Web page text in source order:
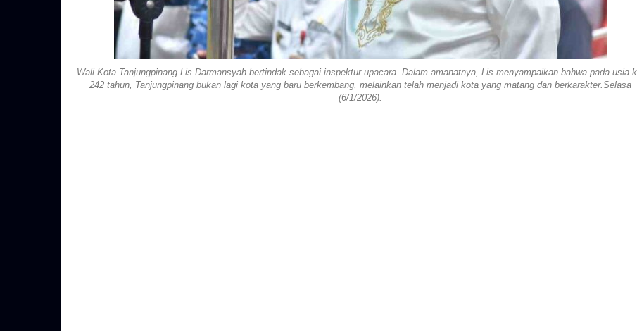
Wali Kota Tanjungpinang Lis Darmansyah bertindak sebagai inspektur upacara. Dalam amanatnya, Lis menyampaikan bahwa pada usia
242 tahun, Tanjungpinang bukan lagi kota yang baru berkembang, melainkan telah menjadi kota yang matang dan berkarakter.Selasa
(6/1/2026).